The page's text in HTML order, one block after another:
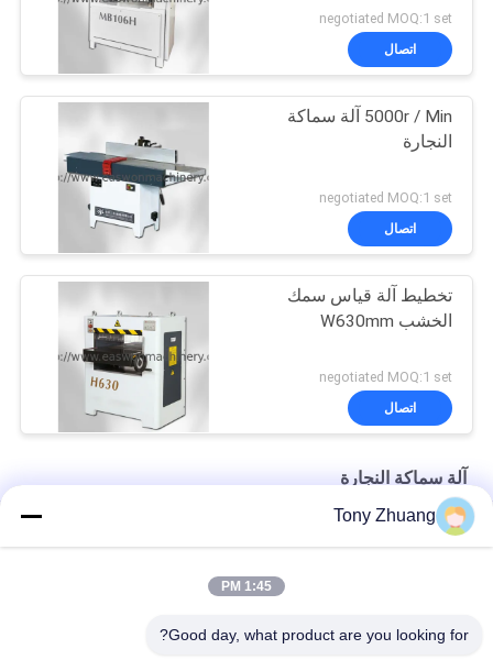
negotiated MOQ:1 set
اتصال
5000r / Min آلة سماكة
النجارة
negotiated MOQ:1 set
اتصال
تخطيط آلة قياس سمك
الخشب W630mm
negotiated MOQ:1 set
اتصال
آلة سماكة النجارة
5.5kw آلة سماكة النجارة MB203A MB204A مقوي السماكة المزدوجةTony Zhuang
1:45 PM
Good day, what product are you looking for?